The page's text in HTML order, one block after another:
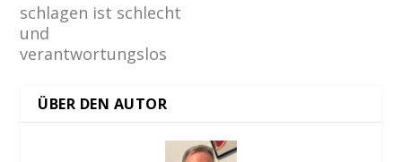
schlagen ist schlecht
und
verantwortungslos
ÜBER DEN AUTOR